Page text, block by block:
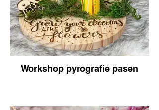
Workshop pyrografie pasen